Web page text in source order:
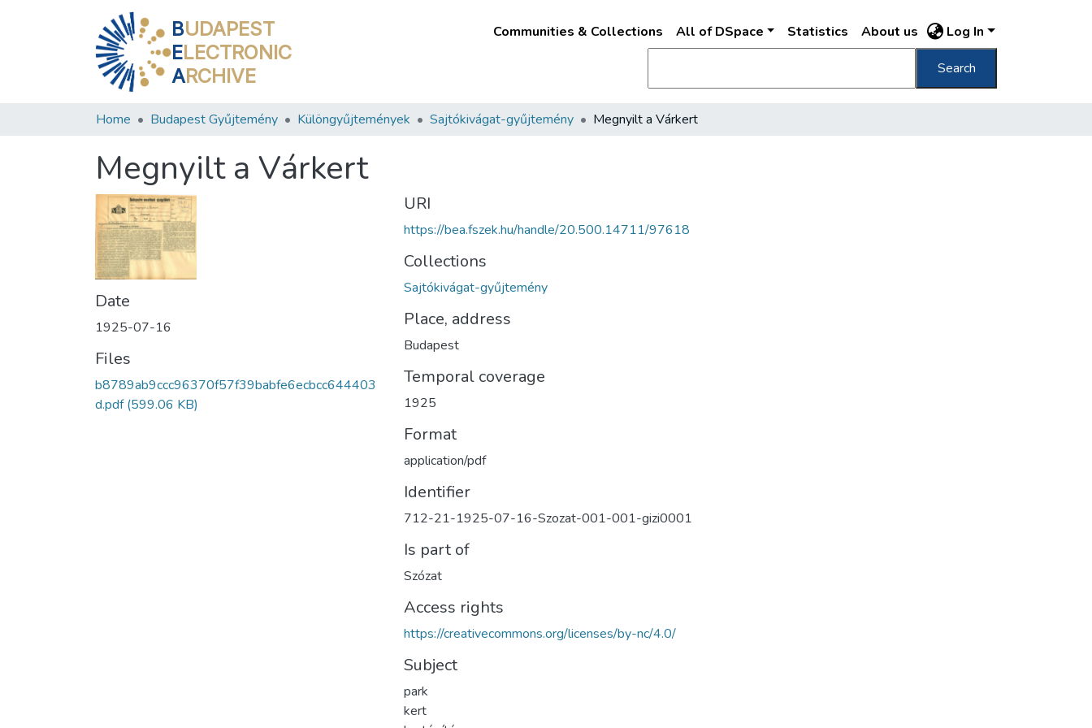
BUDAPEST
ELECTRONIC
ARCHIVE
Communities & Collections All of DSpace Statistics About us Log In
Search
Home Budapest Gyűjtemény Különgyűjtemények Sajtókivágat-gyűjtemény Megnyilt a Várkert
Megnyilt a Várkert
Date
1925-07-16
Files
b8789ab9ccc96370f57f39babfe6ecbcc644403
d.pdf(599.06 KB)
URI
https://bea.fszek.hu/handle/20.500.14711/97618
Collections
Sajtókivágat-gyűjtemény
Place, address
Budapest
Temporal coverage
1925
Format
application/pdf
Identifier
712-21-1925-07-16-Szozat-001-001-gizi0001
Is part of
Szózat
Access rights
https://creativecommons.org/licenses/by-nc/4.0/
Subject
park
kert